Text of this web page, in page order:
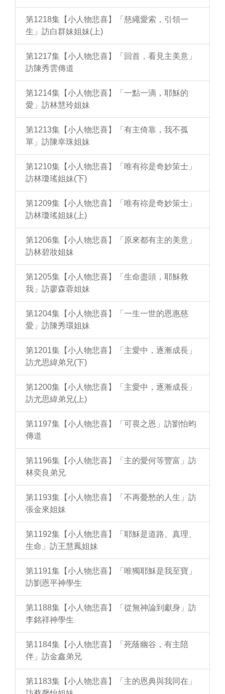
第1218集【小人物悲喜】「慈繩愛索，引領一
生」訪白群妹姐妹(上)
第1217集【小人物悲喜】「回首，看見主美意」
訪陳秀雲傳道
第1214集【小人物悲喜】「一點一滴，耶穌的
愛」訪林慧玲姐妹
第1213集【小人物悲喜】「有主倚靠，我不孤
單」訪陳幸珠姐妹
第1210集【小人物悲喜】「唯有祢是奇妙策士」
訪林瓊瑤姐妹(下)
第1209集【小人物悲喜】「唯有祢是奇妙策士」
訪林瓊瑤姐妹(上)
第1206集【小人物悲喜】「原來都有主的美意」
訪林碧妝姐妹
第1205集【小人物悲喜】「生命盡頭，耶穌救
我」訪廖森蓉姐妹
第1204集【小人物悲喜】「一生一世的恩惠慈
愛」訪陳秀環姐妹
第1201集【小人物悲喜】「主愛中，逐漸成長」
訪尤思緯弟兄(下)
第1200集【小人物悲喜】「主愛中，逐漸成長」
訪尤思緯弟兄(上)
第1197集【小人物悲喜】「可畏之恩」訪劉怡昀
傳道
第1196集【小人物悲喜】「主的愛何等豐富」訪
林奕良弟兄
第1193集【小人物悲喜】「不再憂愁的人生」訪
張金來姐妹
第1192集【小人物悲喜】「耶穌是道路、真理、
生命」訪王慧鳳姐妹
第1191集【小人物悲喜】「唯獨耶穌是我至寶」
訪劉恩平神學生
第1188集【小人物悲喜】「從無神論到獻身」訪
李銘祥神學生
第1184集【小人物悲喜】「死蔭幽谷，有主陪
伴」訪金鑫弟兄
第1183集【小人物悲喜】「主的恩典與我同在」